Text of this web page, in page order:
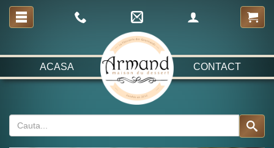
ACASA CONTACT